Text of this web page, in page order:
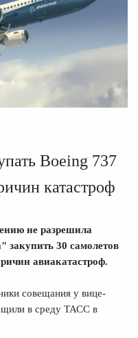
Boeing 737
катастроф
не разрешила
закупить 30 самолетов
авиакатастроф.
совещания у вице-
в среду ТАСС в